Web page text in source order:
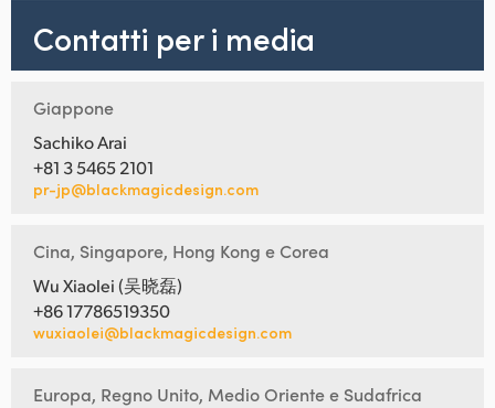
Contatti per i media
Giappone
Sachiko Arai
+81 3 5465 2101
pr-jp@blackmagicdesign.com
Cina, Singapore, Hong Kong e Corea
Wu Xiaolei (吴晓磊)
+86 17786519350
wuxiaolei@blackmagicdesign.com
Europa, Regno Unito, Medio Oriente e Sudafrica